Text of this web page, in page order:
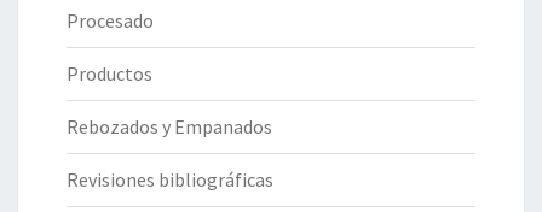
Procesado
Productos
Rebozados y Empanados
Revisiones bibliográficas